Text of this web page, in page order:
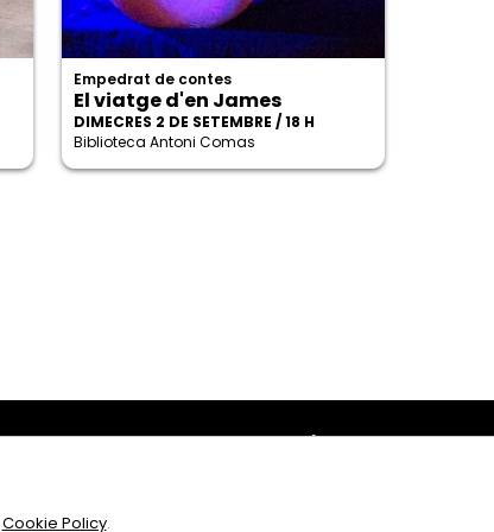
Empedrat de contes
El viatge d'en James
DIMECRES 2 DE SETEMBRE / 18 H
Biblioteca Antoni Comas
Amb el suport
Cookie Policy.